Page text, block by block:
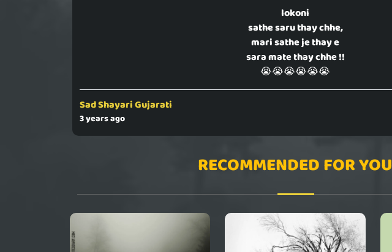
lokoni
sathe saru thay chhe,
mari sathe je thay e
sara mate thay chhe !!
😭😭😭😭😭😭
Sad Shayari Gujarati
3 years ago
RECOMMENDED FOR YOU